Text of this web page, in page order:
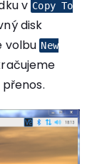
vCopy To
disk
volbuNew